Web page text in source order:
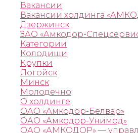
Вакансии
Вакансии холдинга
Дзержинск
ЗАО «Амкодор-
Категории
Колодищи
Крупки
Логойск
Минск
Молодечно
О холдинге
ОАО «Амкодор-Белвар»
ОАО «Амкодор-Унимод»
ОАО «АМКОДОР»‎ —